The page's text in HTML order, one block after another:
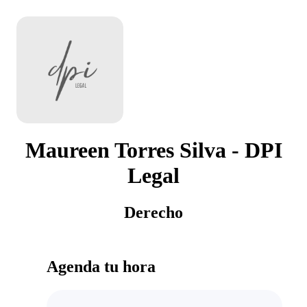
Maureen Torres Silva - DPI
Legal
Derecho
Agenda tu hora